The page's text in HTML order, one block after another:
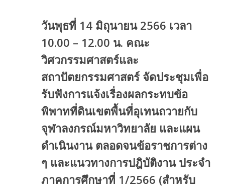
วันพุธที่ 14 มิถุนายน 2566 เวลา
10.00 – 12.00 น. คณะ
วิศวกรรมศาสตร์และ
สถาปัตยกรรมศาสตร์ จัดประชุมเพื่อ
รับฟังการแจ้งเรื่องผลกระทบข้อ
พิพาทที่ดินเขตพื้นที่อุเทนถวายกับ
จุฬาลงกรณ์มหาวิทยาลัย และแผน
ดำเนินงาน ตลอดจนข้อราชการต่าง
ๆ และแนวทางการปฎิบัติงาน ประจำ
ภาคการศึกษาที่ 1/2566 (สำหรับ